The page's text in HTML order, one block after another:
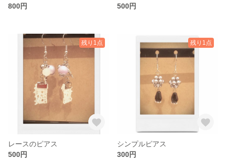
800円
500円
残り1点
レースのピアス
500円
残り1点
シンプルピアス
300円